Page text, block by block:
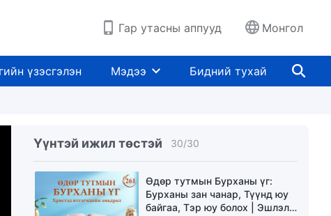
Гар утасны аппууд Монгол
үзэсгэлэн Мэдээ Бидний тухай
Үүнтэй ижил төстэй 30/30
9:57
Өдөр тутмын Бурханы үг:
байгаа, Тэр юу болох | Эшлэл
259
4:01
260
Өдөр тутмын Бурханы үг:
Бурханы зан чанар, Түүнд юу
байгаа, Тэр юу болох | Эшлэл